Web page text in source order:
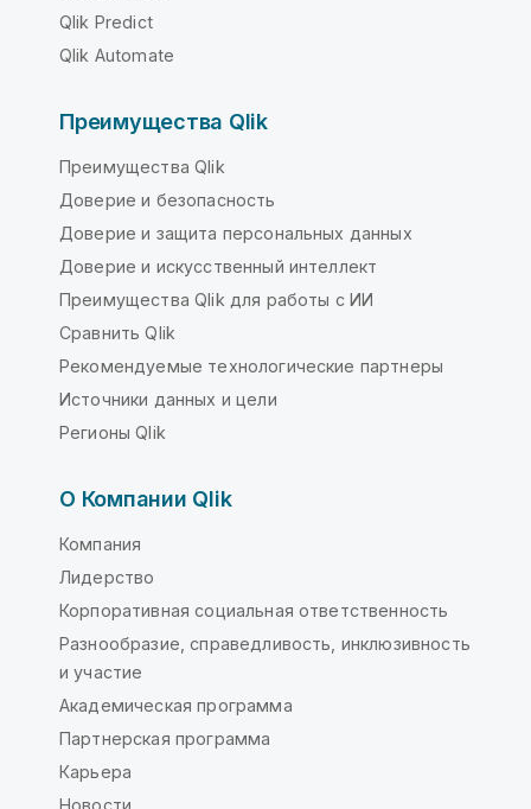
Qlik Predict
Qlik Automate
Преимущества Qlik
Преимущества Qlik
Доверие и безопасность
Доверие и защита персональных данных
Доверие и искусственный интеллект
Преимущества Qlik для работы с ИИ
Сравнить Qlik
Рекомендуемые технологические партнеры
Источники данных и цели
Регионы Qlik
О Компании Qlik
Компания
Лидерство
Корпоративная социальная ответственность
Разнообразие, справедливость, инклюзивность
и участие
Академическая программа
Партнерская программа
Карьера
Новости